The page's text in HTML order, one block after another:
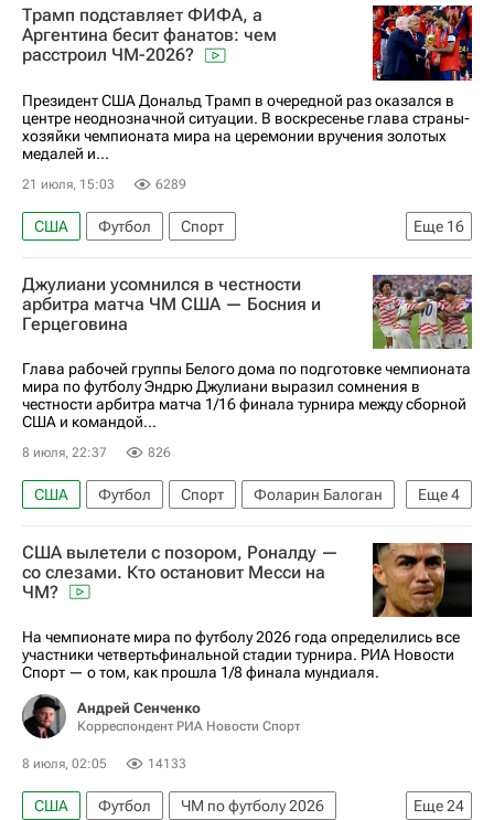
Трамп подставляет ФИФА, а
Аргентина бесит фанатов: чем
расстроил ЧМ-2026?
Президент США Дональд Трамп в очередной раз оказался в
центре неоднозначной ситуации. В воскресенье глава страны-
хозяйки чемпионата мира на церемонии вручения золотых
медалей и...
21 июля, 15:03 6289
Еще 16
США Футбол
Спорт
Материалы РИА Спорт
Авторы РИА Новости Спорт
Спорт — видео
Лионель Месси
Международная федерация футбола (ФИФА)
ЧМ по футболу 2026
Германия
Бразилия
Дональд Трамп
скандалы
Леандро Паредес
Александер Чеферин
Вокруг спорта
Джулиани усомнился в честности
арбитра матча ЧМ США — Босния и
Герцеговина
Глава рабочей группы Белого дома по подготовке чемпионата
мира по футболу Эндрю Джулиани выразил сомнения в
честности арбитра матча 1/16 финала турнира между сборной
США и командой...
8 июля, 22:37 826
Еще4
США Футбол Спорт
Фоларин Балоган
Дональд Трамп
Международная федерация футбола (ФИФА)
ЧМ по футболу 2026
США вылетели с позором, Роналду —
со слезами. Кто остановит Месси на
ЧМ?
На чемпионате мира по футболу 2026 года определились все
участники четвертьфинальной стадии турнира. РИА Новости
Спорт — о том, как прошла 1/8 финала мундиаля.
Андрей Сенченко
Корреспондент РИА Новости Спорт
8 июля, 02:05 14133
Еще24
США Футбол
ЧМ по футболу 2026